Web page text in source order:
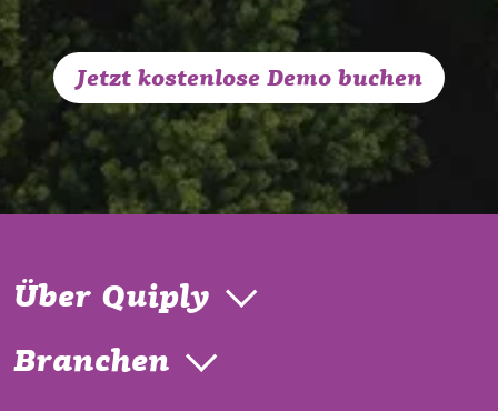
Jetzt kostenlose Demo buchen
Über Quiply
Branchen